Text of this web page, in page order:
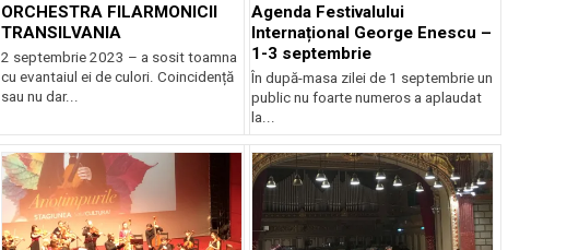
ORCHESTRA FILARMONICII
TRANSILVANIA
2 septembrie 2023 – a sosit toamna
cu evantaiul ei de culori. Coincidență
sau nu dar...
Agenda Festivalului
Internațional George Enescu –
1-3 septembrie
În după-masa zilei de 1 septembrie un
public nu foarte numeros a aplaudat
la...